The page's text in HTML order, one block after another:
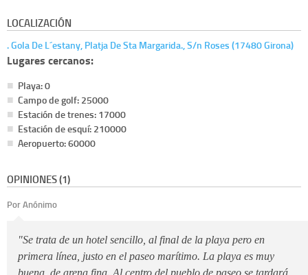
LOCALIZACIÓN
. Gola De L´estany, Platja De Sta Margarida., S/n Roses (17480 Girona)
Lugares cercanos:
Playa: 0
Campo de golf: 25000
Estación de trenes: 17000
Estación de esquí: 210000
Aeropuerto: 60000
OPINIONES (1)
Por Anónimo
"Se trata de un hotel sencillo, al final de la playa pero en
primera línea, justo en el paseo marítimo. La playa es muy
buena, de arena fina. Al centro del pueblo de paseo se tardará